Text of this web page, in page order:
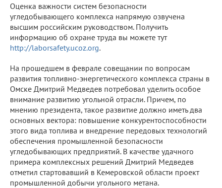
Оценка важности систем безопасности
угледобывающего комплекса напрямую озвучена
высшим российским руководством. Получить
информацию об охране труда вы можете тут
http://laborsafety.ucoz.org.
На прошедшем в феврале совещании по вопросам
развития топливно-энергетического комплекса страны в
Омске Дмитрий Медведев потребовал уделить особое
внимание развитию угольной отрасли. Причем, по
мнению президента, такое развитие должно иметь два
основных вектора: повышение конкурентоспособности
этого вида топлива и внедрение передовых технологий
обеспечения промышленной безопасности
угледобывающих предприятий. В качестве удачного
примера комплексных решений Дмитрий Медведев
отметил стартовавший в Кемеровской области проект
промышленной добычи угольного метана.